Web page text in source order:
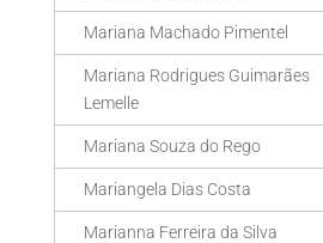
Mariana Machado Pimentel
Mariana Rodrigues Guimarães
Lemelle
Mariana Souza do Rego
Mariangela Dias Costa
Marianna Ferreira da Silva